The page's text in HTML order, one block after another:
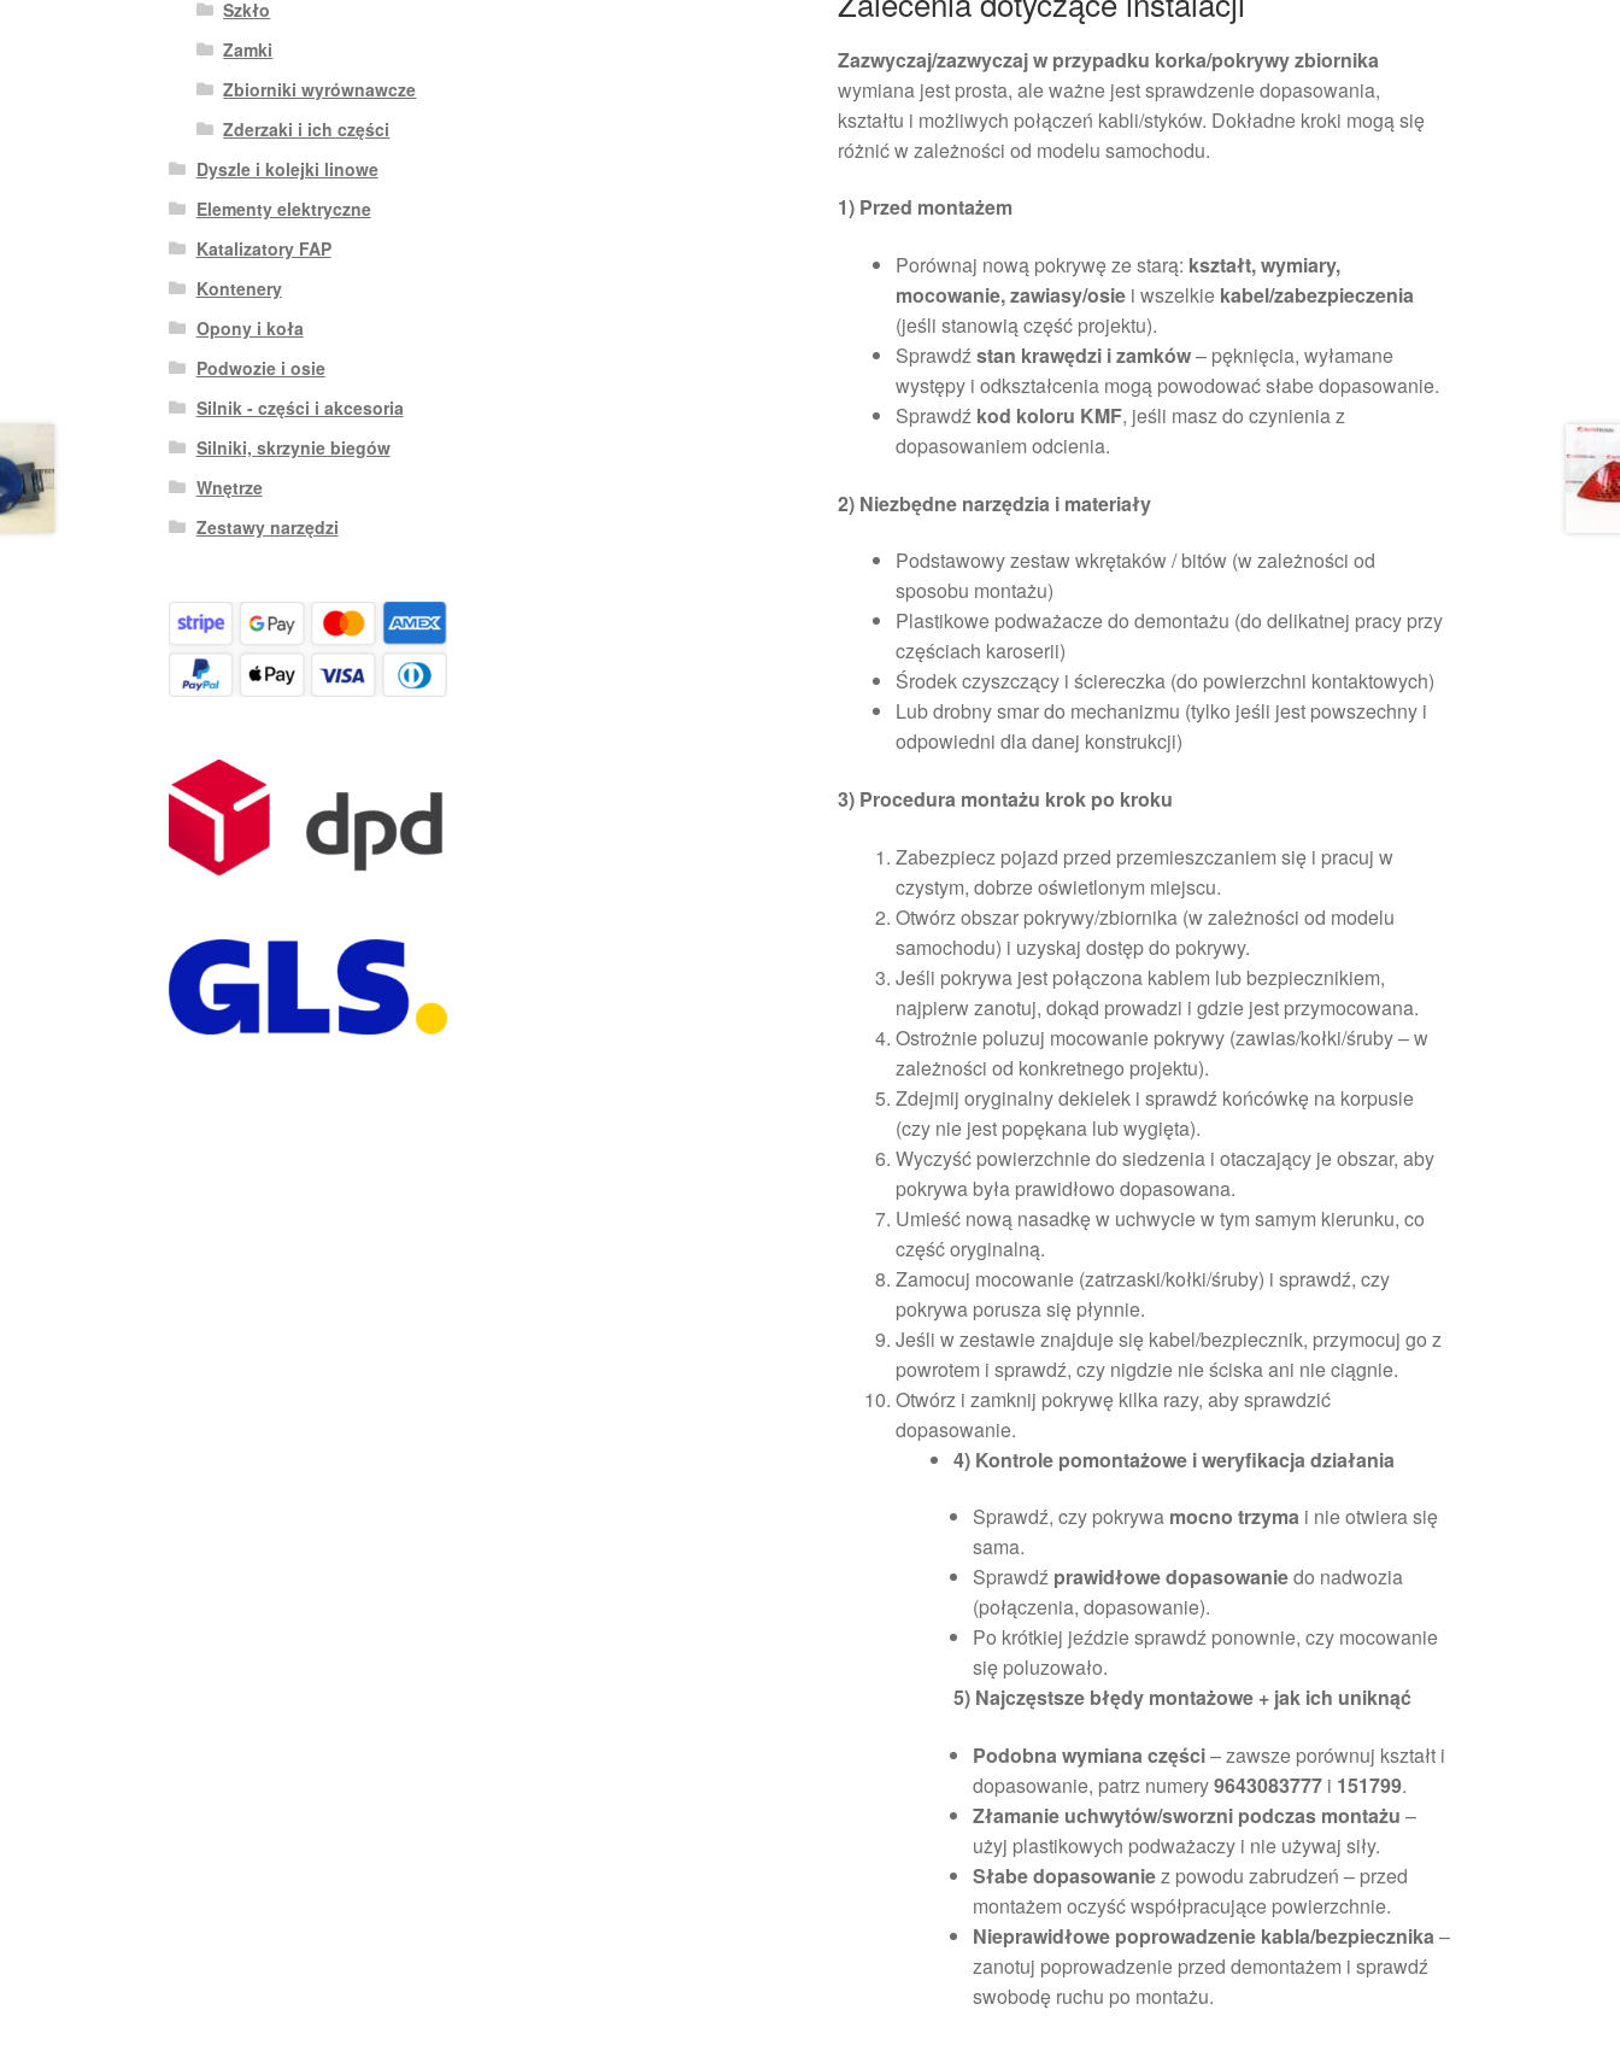
Zazwyczaj/zazwyczaj w przypadku korka/pokrywy zbiornika
wymiana jest prosta, ale ważne jest sprawdzenie dopasowania,
kształtu i możliwych połączeń kabli/styków. Dokładne kroki mogą się
różnić w zależności od modelu samochodu.
1) Przed montażem
Porównaj nową pokrywę ze starą: kształt, wymiary,
mocowanie, zawiasy/osie i wszelkie kabel/zabezpieczenia
(jeśli stanowią część projektu).
Sprawdźstan krawędzi i zamków– pęknięcia, wyłamane
występy i odkształcenia mogą powodować słabe dopasowanie.
Sprawdź kod koloru KMF, jeśli masz do czynienia z
dopasowaniem odcienia.
2) Niezbędne narzędzia i materiały
Podstawowy zestaw wkrętaków / bitów (w zależności od
sposobu montażu)
Plastikowe podważacze do demontażu (do delikatnej pracy przy
częściach karoserii)
Środek czyszczący i ściereczka (do powierzchni kontaktowych)
Lub drobny smar do mechanizmu (tylko jeśli jest powszechny i
odpowiedni dla danej konstrukcji)
3) Procedura montażu krok po kroku
Zabezpiecz pojazd przed przemieszczaniem się i pracuj w
czystym, dobrze oświetlonym miejscu.
Otwórz obszar pokrywy/zbiornika (w zależności od modelu
samochodu) i uzyskaj dostęp do pokrywy.
Jeśli pokrywa jest połączona kablem lub bezpiecznikiem,
najpierw zanotuj, dokąd prowadzi i gdzie jest przymocowana.
Ostrożnie poluzuj mocowanie pokrywy (zawias/kołki/śruby – w
zależności od konkretnego projektu).
Zdejmij oryginalny dekielek i sprawdź końcówkę na korpusie
(czy nie jest popękana lub wygięta).
Wyczyść powierzchnie do siedzenia i otaczający je obszar, aby
pokrywa była prawidłowo dopasowana.
Umieść nową nasadkę w uchwycie w tym samym kierunku, co
część oryginalną.
Zamocuj mocowanie (zatrzaski/kołki/śruby) i sprawdź, czy
pokrywa porusza się płynnie.
Jeśli w zestawie znajduje się kabel/bezpiecznik, przymocuj go z
powrotem i sprawdź, czy nigdzie nie ściska ani nie ciągnie.
Otwórz i zamknij pokrywę kilka razy, aby sprawdzić
dopasowanie.
4) Kontrole pomontażowe i weryfikacja działania
Sprawdź, czy pokrywa mocno trzyma i nie otwiera się
sama.
Sprawdź prawidłowe dopasowaniedo nadwozia
(połączenia, dopasowanie).
Po krótkiej jeździe sprawdź ponownie, czy mocowanie
się poluzowało.
5) Najczęstsze błędy montażowe + jak ich uniknąć
Podobna wymiana części– zawsze porównuj kształt i
dopasowanie, patrz numery9643083777 i 151799.
Złamanie uchwytów/sworzni podczas montażu –
użyj plastikowych podważaczy i nie używaj siły.
Słabe dopasowaniez powodu zabrudzeń – przed
montażem oczyść współpracujące powierzchnie.
Nieprawidłowe poprowadzenie kabla/bezpiecznika–
zanotuj poprowadzenie przed demontażem i sprawdź
swobodę ruchu po montażu.
Szkło
Zamki
Zbiorniki wyrównawcze
Zderzaki i ich części
Dyszle i kolejki linowe
Elementy elektryczne
Katalizatory FAP
Kontenery
Opony i koła
Podwozie i osie
Silnik - części i akcesoria
Silniki, skrzynie biegów
Wnętrze
Zestawy narzędzi